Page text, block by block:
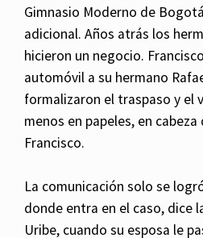
Gimnasio Moderno de
adicional. Años atrás los
hicieron un negocio.
automóvil a su hermano
formalizaron el traspaso y el
menos en papeles, en
Francisco.
La comunicación solo se
donde entra en el caso, dice
Uribe, cuando su esposa le